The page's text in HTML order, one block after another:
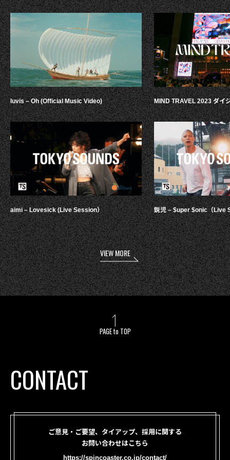
luvis – Oh (Official Music Video)
aimi – Lovesick (Live Session）
MIND TRAVEL 2023 ダイ
鋭児 – $uper $onic（Live
VIEW MORE
PAGE to TOP
CONTACT
ご意見・ご要望、タイアップ、採用に関する
お問い合わせはこちら
https://spincoaster.co.jp/contact/